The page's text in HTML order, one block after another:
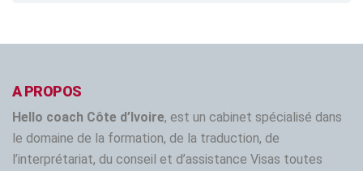
A PROPOS
Hello coach Côte d’Ivoire, est un cabinet spécialisé dans
le domaine de la formation, de la traduction, de
l’interprétariat, du conseil et d’assistance Visas toutes